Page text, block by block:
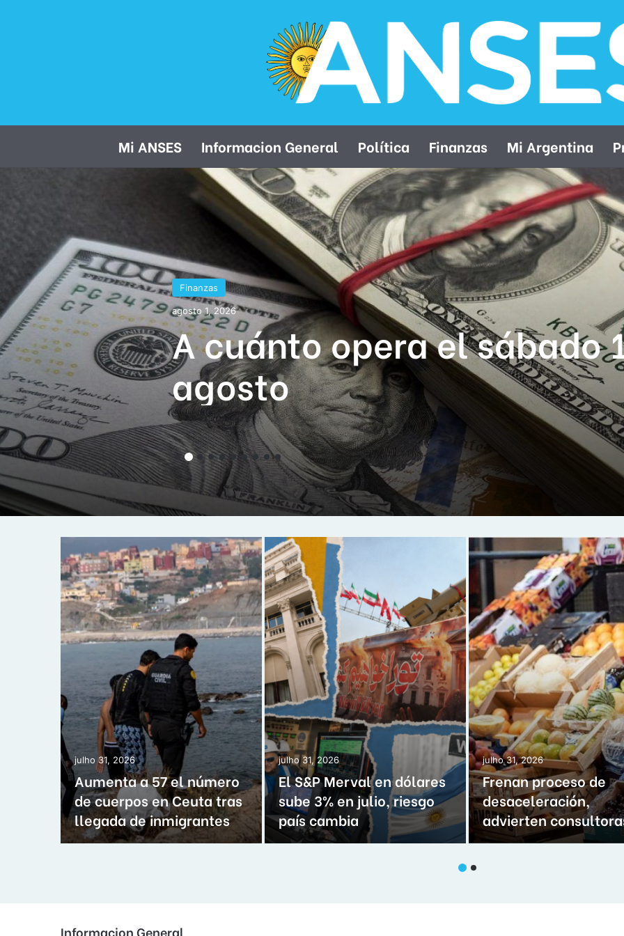
Mi ANSES Informacion General Política Finanzas Mi Argentina
Finanzas
agosto 1, 2026
A cuánto opera el sábado
agosto
julho 31, 2026
Aumenta a 57 el número
de cuerpos en Ceuta tras
llegada de inmigrantes
julho 31, 2026
El S&P Merval en dólares
sube 3% en julio, riesgo
país cambia
julho 31, 2026
Frenan proceso de
desaceleración,
advierten
Informacion General